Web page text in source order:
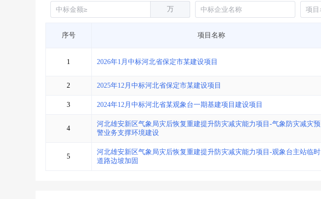
万
序号 项目名称
1 2026年1月中标河北省保定市某建设项目
2 2025年12月中标河北省保定市某建设项目
3 2024年12月中标河北省某观象台一期基建项目建设项目
4
河北雄安新区气象局灾后恢复重建提升防灾减灾能力项目-气象防灾减灾预
警业务支撑环境建设
5
河北雄安新区气象局灾后恢复重建提升防灾减灾能力项目-观象台主站临时
道路边坡加固